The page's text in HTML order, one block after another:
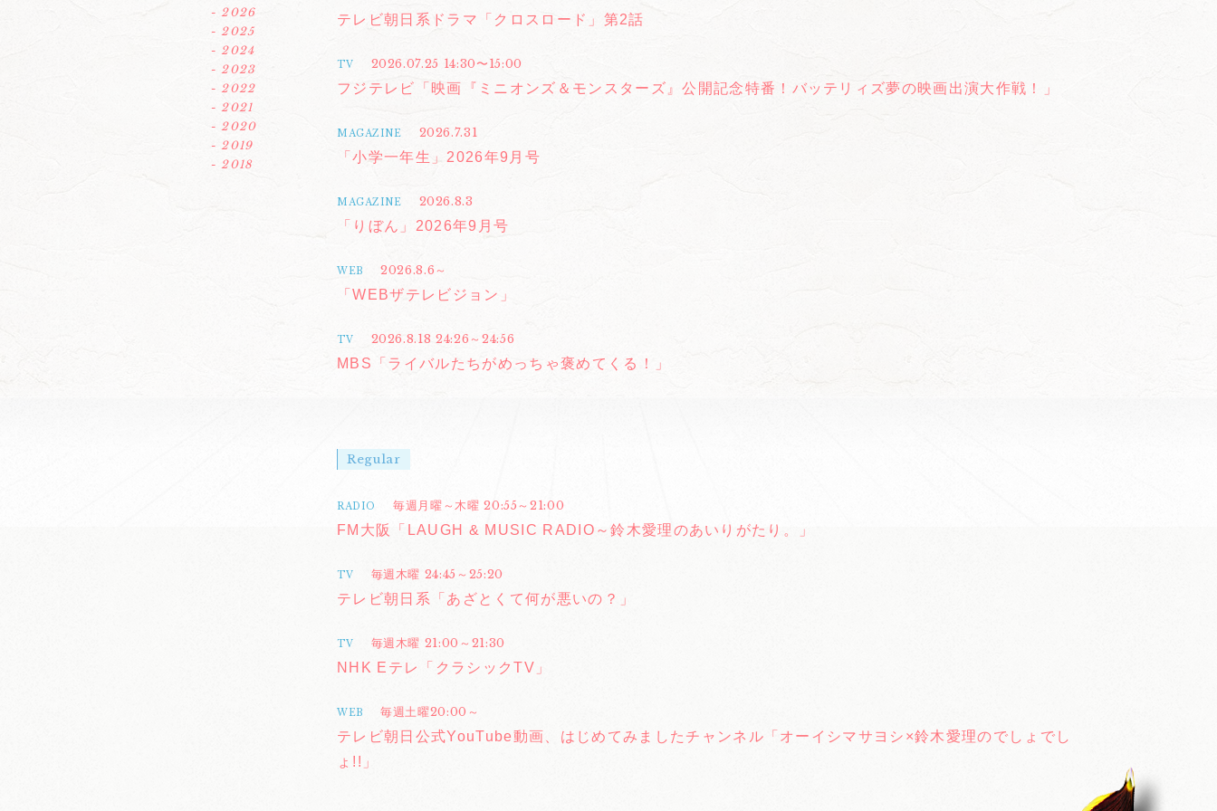
テレビ朝日系ドラマ「クロスロード」第2話
TV
2026.07.25 14:30〜15:00
フジテレビ「映画『ミニオンズ＆モンスターズ』公開記念特番！バッテリィズ夢の映画出演大作戦！」
MAGAZINE
2026.7.31
「小学一年生」2026年9月号
MAGAZINE
2026.8.3
「りぼん」2026年9月号
WEB
2026.8.6～
「WEBザテレビジョン」
TV
2026.8.18 24:26～24:56
MBS「ライバルたちがめっちゃ褒めてくる！」
Regular
RADIO
毎週月曜～木曜 20:55～21:00
FM大阪「LAUGH & MUSIC RADIO～鈴木愛理のあいりがたり。」
TV
毎週木曜 24:45～25:20
テレビ朝日系「あざとくて何が悪いの？」
TV
毎週木曜 21:00～21:30
NHK Eテレ「クラシックTV」
WEB
毎週土曜20:00～
テレビ朝日公式YouTube動画、はじめてみましたチャンネル「オーイシマサヨシ×鈴木愛理のでしょでし
ょ!!」
- 2026
- 2025
- 2024
- 2023
- 2022
- 2021
- 2020
- 2019
- 2018